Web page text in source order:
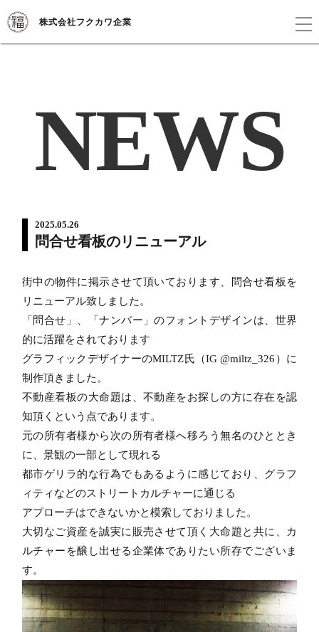
株式会社フクカワ企業
NEWS
2025.05.26
問合せ看板のリニューアル
街中の物件に掲示させて頂いております、問合せ看板を
リニューアル致しました。
「問合せ」、「ナンバー」のフォントデザインは、世界
的に活躍をされております
グラフィックデザイナーのMILTZ氏（IG @miltz_326）に
制作頂きました。
不動産看板の大命題は、不動産をお探しの方に存在を認
知頂くという点であります。
元の所有者様から次の所有者様へ移ろう無名のひととき
に、景観の一部として現れる
都市ゲリラ的な行為でもあるように感じており、グラフ
ィティなどのストリートカルチャーに通じる
アプローチはできないかと模索しておりました。
大切なご資産を誠実に販売させて頂く大命題と共に、カ
ルチャーを醸し出せる企業体でありたい所存でございま
す。